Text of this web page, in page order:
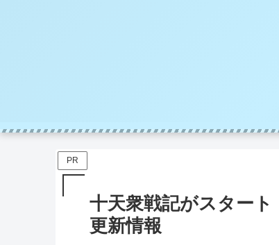
PR
十天衆戦記がスター
更新情報